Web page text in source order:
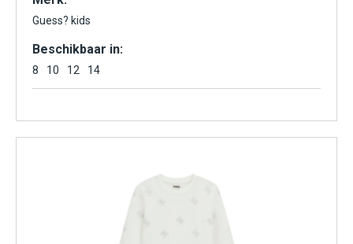
Guess? kids
Beschikbaar in:
8 10 12 14